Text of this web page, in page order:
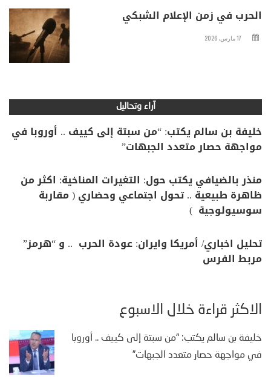
الحرب في زمن الإعلام الشبكي
17 مارس، 2026
آراء وتحاليل
خليفة بن سالم يكتب: “من سبتة إلى كييف .. أوروبا في
مواجهة حصار متعدد الجبهات”
منذر بالضيافي يكتب حول: التغيرات المناخية: اكثر من
ظاهرة طبيعية .. تحول اجتماعي وحضاري ( مقاربة
سوسيولوجية )
تحليل اخباري/ أمريكا وايران: عودة الحرب .. و “هرمز”
مربط الفرس
الأكثر قراءة خلال الأسبوع
خليفة بن سالم يكتب: “من سبتة إلى كييف .. أوروبا
في مواجهة حصار متعدد الجبهات”